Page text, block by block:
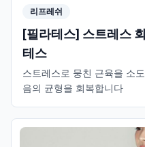
리프레쉬
[필라테스] 스트레스
테스
스트레스로 뭉친 근육을 소
음의 균형을 회복합니다